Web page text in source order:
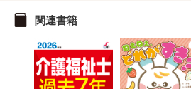
関連書籍